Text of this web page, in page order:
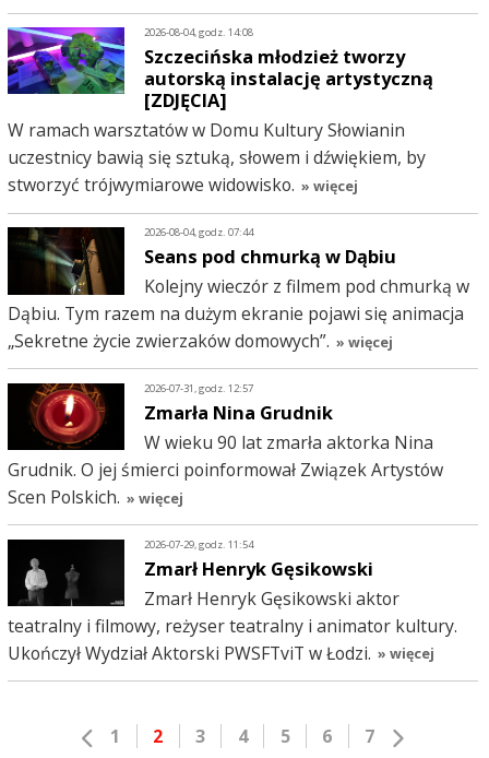
2026-08-04, godz. 14:08
Szczecińska młodzież tworzy
autorską instalację artystyczną
[ZDJĘCIA]
W ramach warsztatów w Domu Kultury Słowianin
uczestnicy bawią się sztuką, słowem i dźwiękiem, by
stworzyć trójwymiarowe widowisko. » więcej
2026-08-04, godz. 07:44
Seans pod chmurką w Dąbiu
Kolejny wieczór z filmem pod chmurką w
Dąbiu. Tym razem na dużym ekranie pojawi się animacja
„Sekretne życie zwierzaków domowych”. » więcej
2026-07-31, godz. 12:57
Zmarła Nina Grudnik
W wieku 90 lat zmarła aktorka Nina
Grudnik. O jej śmierci poinformował Związek Artystów
Scen Polskich. » więcej
2026-07-29, godz. 11:54
Zmarł Henryk Gęsikowski
Zmarł Henryk Gęsikowski aktor
teatralny i filmowy, reżyser teatralny i animator kultury.
Ukończył Wydział Aktorski PWSFTviT w Łodzi. » więcej
1 2 3 4 5 6 7